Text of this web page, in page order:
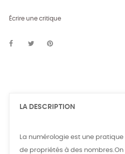
Écrire une critique
LA DESCRIPTION
La numérologie est une
de propriétés à des